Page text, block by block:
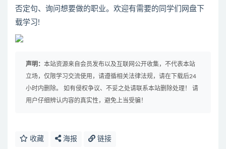
否定句、询问想要做的职业。欢迎有需要的同学们网盘下
载学习!
声明： 本站资源来自会员发布以及互联网公开收集，不代表本站
立场，仅限学习交流使用，请遵循相关法律法规，请在下载后24
小时内删除。 如有侵权争议、不妥之处请联系本站删除处理！ 请
用户仔细辨认内容的真实性，避免上当受骗！
收藏 海报 链接